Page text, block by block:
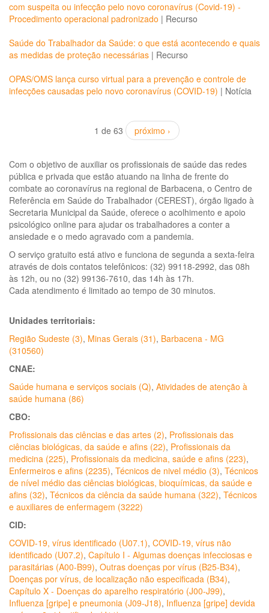
com suspeita ou infecção pelo novo coronavírus (Covid-19) -
Procedimento operacional padronizado | Recurso
Saúde do Trabalhador da Saúde: o que está acontecendo e quais
as medidas de proteção necessárias | Recurso
OPAS/OMS lança curso virtual para a prevenção e controle de
infecções causadas pelo novo coronavírus (COVID-19) | Notícia
1 de 63 próximo ›
Com o objetivo de auxiliar os profissionais de saúde das redes
pública e privada que estão atuando na linha de frente do
combate ao coronavírus na regional de Barbacena, o Centro de
Referência em Saúde do Trabalhador (CEREST), órgão ligado à
Secretaria Municipal da Saúde, oferece o acolhimento e apoio
psicológico online para ajudar os trabalhadores a conter a
ansiedade e o medo agravado com a pandemia.
O serviço gratuito está ativo e funciona de segunda a sexta-feira
através de dois contatos telefônicos: (32) 99118-2992, das 08h
às 12h, ou no (32) 99136-7610, das 14h às 17h.
Cada atendimento é limitado ao tempo de 30 minutos.
Unidades territoriais:
Região Sudeste (3), Minas Gerais (31), Barbacena - MG
(310560)
CNAE:
Saúde humana e serviços sociais (Q), Atividades de atenção à
saúde humana (86)
CBO:
Profissionais das ciências e das artes (2), Profissionais das
ciências biológicas, da saúde e afins (22), Profissionais da
medicina (225), Profissionais da medicina, saúde e afins (223),
Enfermeiros e afins (2235), Técnicos de nivel médio (3), Técnicos
de nível médio das ciências biológicas, bioquímicas, da saúde e
afins (32), Técnicos da ciência da saúde humana (322), Técnicos
e auxiliares de enfermagem (3222)
CID:
COVID-19, vírus identificado (U07.1), COVID-19, vírus não
identificado (U07.2), Capítulo I - Algumas doenças infecciosas e
parasitárias (A00-B99), Outras doenças por vírus (B25-B34),
Doenças por vírus, de localização não especificada (B34),
Capítulo X - Doenças do aparelho respiratório (J00-J99),
Influenza [gripe] e pneumonia (J09-J18), Influenza [gripe] devida